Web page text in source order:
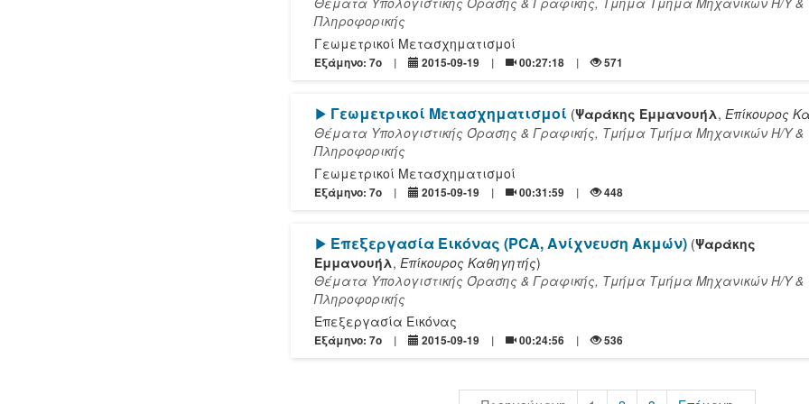
Πληροφορικής
Γεωμετρικοί Μετασχηματισμοί
Εξάμηνο: 7o 2015-09-19 00:27:18 571
[Play]
Γεωμετρικοί Μετασχηματισμοί (Ψαράκης Εμμανουήλ, Επίκουρος
Θέματα Υπολογιστικής Όρασης & Γραφικής, Τμήμα Τμήμα Mηχανικών Η/Υ &
Πληροφορικής
Γεωμετρικοί Μετασχηματισμοί
Εξάμηνο: 7o 2015-09-19 00:31:59 448
[Play]
Επεξεργασία Εικόνας (PCA, Ανίχνευση Ακμών) (Ψαράκης
Εμμανουήλ, Επίκουρος Καθηγητής)
Θέματα Υπολογιστικής Όρασης & Γραφικής, Τμήμα Τμήμα Mηχανικών Η/Υ &
Πληροφορικής
Επεξεργασία Εικόνας
Εξάμηνο: 7o 2015-09-19 00:24:56 536